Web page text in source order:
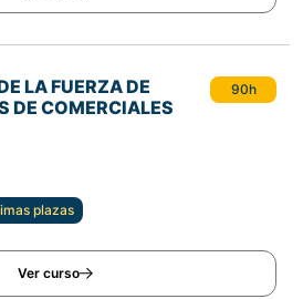
LA FUERZA DE
DE COMERCIALES
90h
plazas
Ver curso